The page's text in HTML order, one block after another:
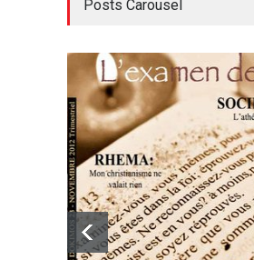
Posts Carousel